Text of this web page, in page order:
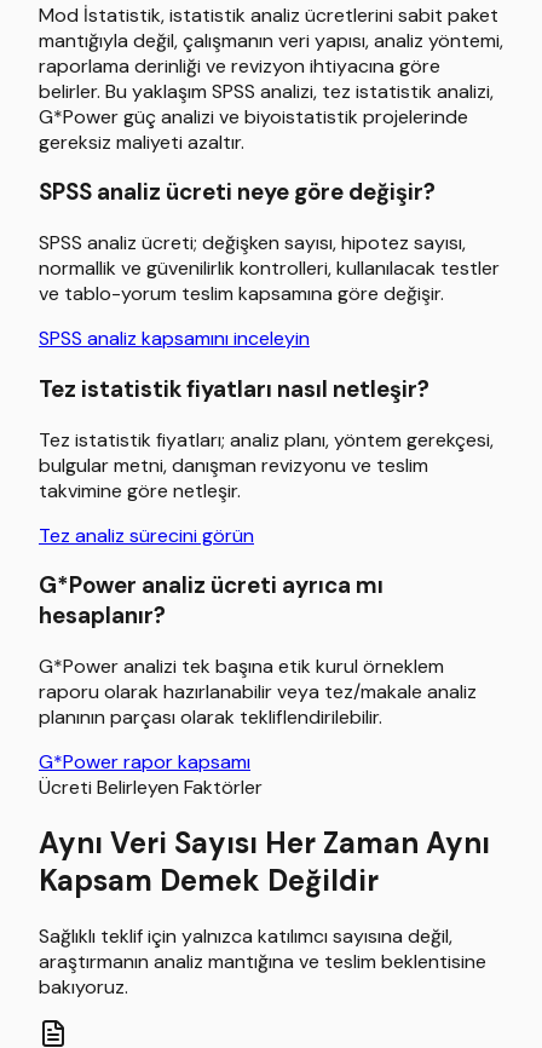
Mod İstatistik, istatistik analiz ücretlerini sabit paket
mantığıyla değil, çalışmanın veri yapısı, analiz yöntemi,
raporlama derinliği ve revizyon ihtiyacına göre
belirler. Bu yaklaşım SPSS analizi, tez istatistik analizi,
G*Power güç analizi ve biyoistatistik projelerinde
gereksiz maliyeti azaltır.
SPSS analiz ücreti neye göre değişir?
SPSS analiz ücreti; değişken sayısı, hipotez sayısı,
normallik ve güvenilirlik kontrolleri, kullanılacak testler
ve tablo-yorum teslim kapsamına göre değişir.
SPSS analiz kapsamını inceleyin
Tez istatistik fiyatları nasıl netleşir?
Tez istatistik fiyatları; analiz planı, yöntem gerekçesi,
bulgular metni, danışman revizyonu ve teslim
takvimine göre netleşir.
Tez analiz sürecini görün
G*Power analiz ücreti ayrıca mı
hesaplanır?
G*Power analizi tek başına etik kurul örneklem
raporu olarak hazırlanabilir veya tez/makale analiz
planının parçası olarak tekliflendirilebilir.
G*Power rapor kapsamı
Ücreti Belirleyen Faktörler
Aynı Veri Sayısı Her Zaman Aynı
Kapsam Demek Değildir
Sağlıklı teklif için yalnızca katılımcı sayısına değil,
araştırmanın analiz mantığına ve teslim beklentisine
bakıyoruz.